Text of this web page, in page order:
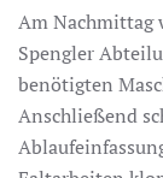
Am Nachmittag
Spengler
benötigten
Anschließend